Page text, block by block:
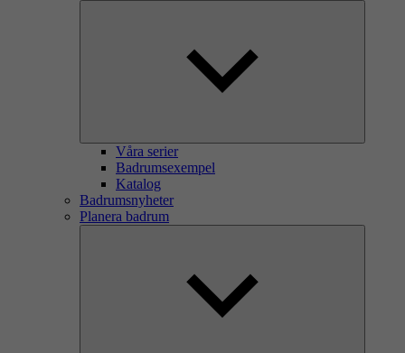
Våra serier
Badrumsexempel
Katalog
Badrumsnyheter
Planera badrum